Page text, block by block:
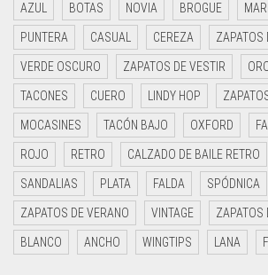
AZUL BOTAS NOVIA BROGUE
PUNTERA CASUAL CEREZA ZAPATOS
VERDE OSCURO ZAPATOS DE VESTIR
TACONES CUERO LINDY HOP
MOCASINES TACÓN BAJO OXFORD
ROJO RETRO CALZADO DE BAILE RETRO
SANDALIAS PLATA FALDA SPÓDNICA
ZAPATOS DE VERANO VINTAGE ZAPATOS
BLANCO ANCHO WINGTIPS LANA